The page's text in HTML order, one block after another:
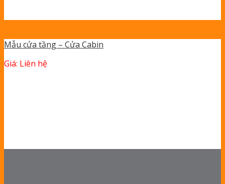
Mẫu cửa tầng – Cửa Cabin
Giá: Liên hệ